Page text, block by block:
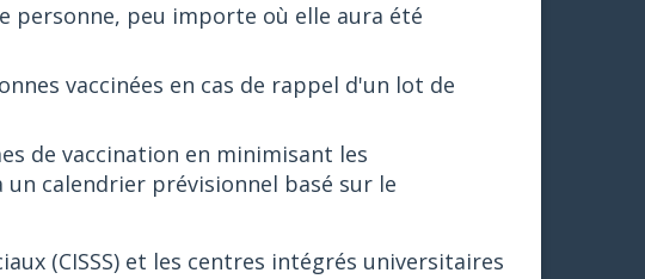
personne, peu importe où elle aura été
vaccinées en cas de rappel d'un lot de
de vaccination en minimisant les
un calendrier prévisionnel basé sur le
(CISSS) et les centres intégrés universitaires